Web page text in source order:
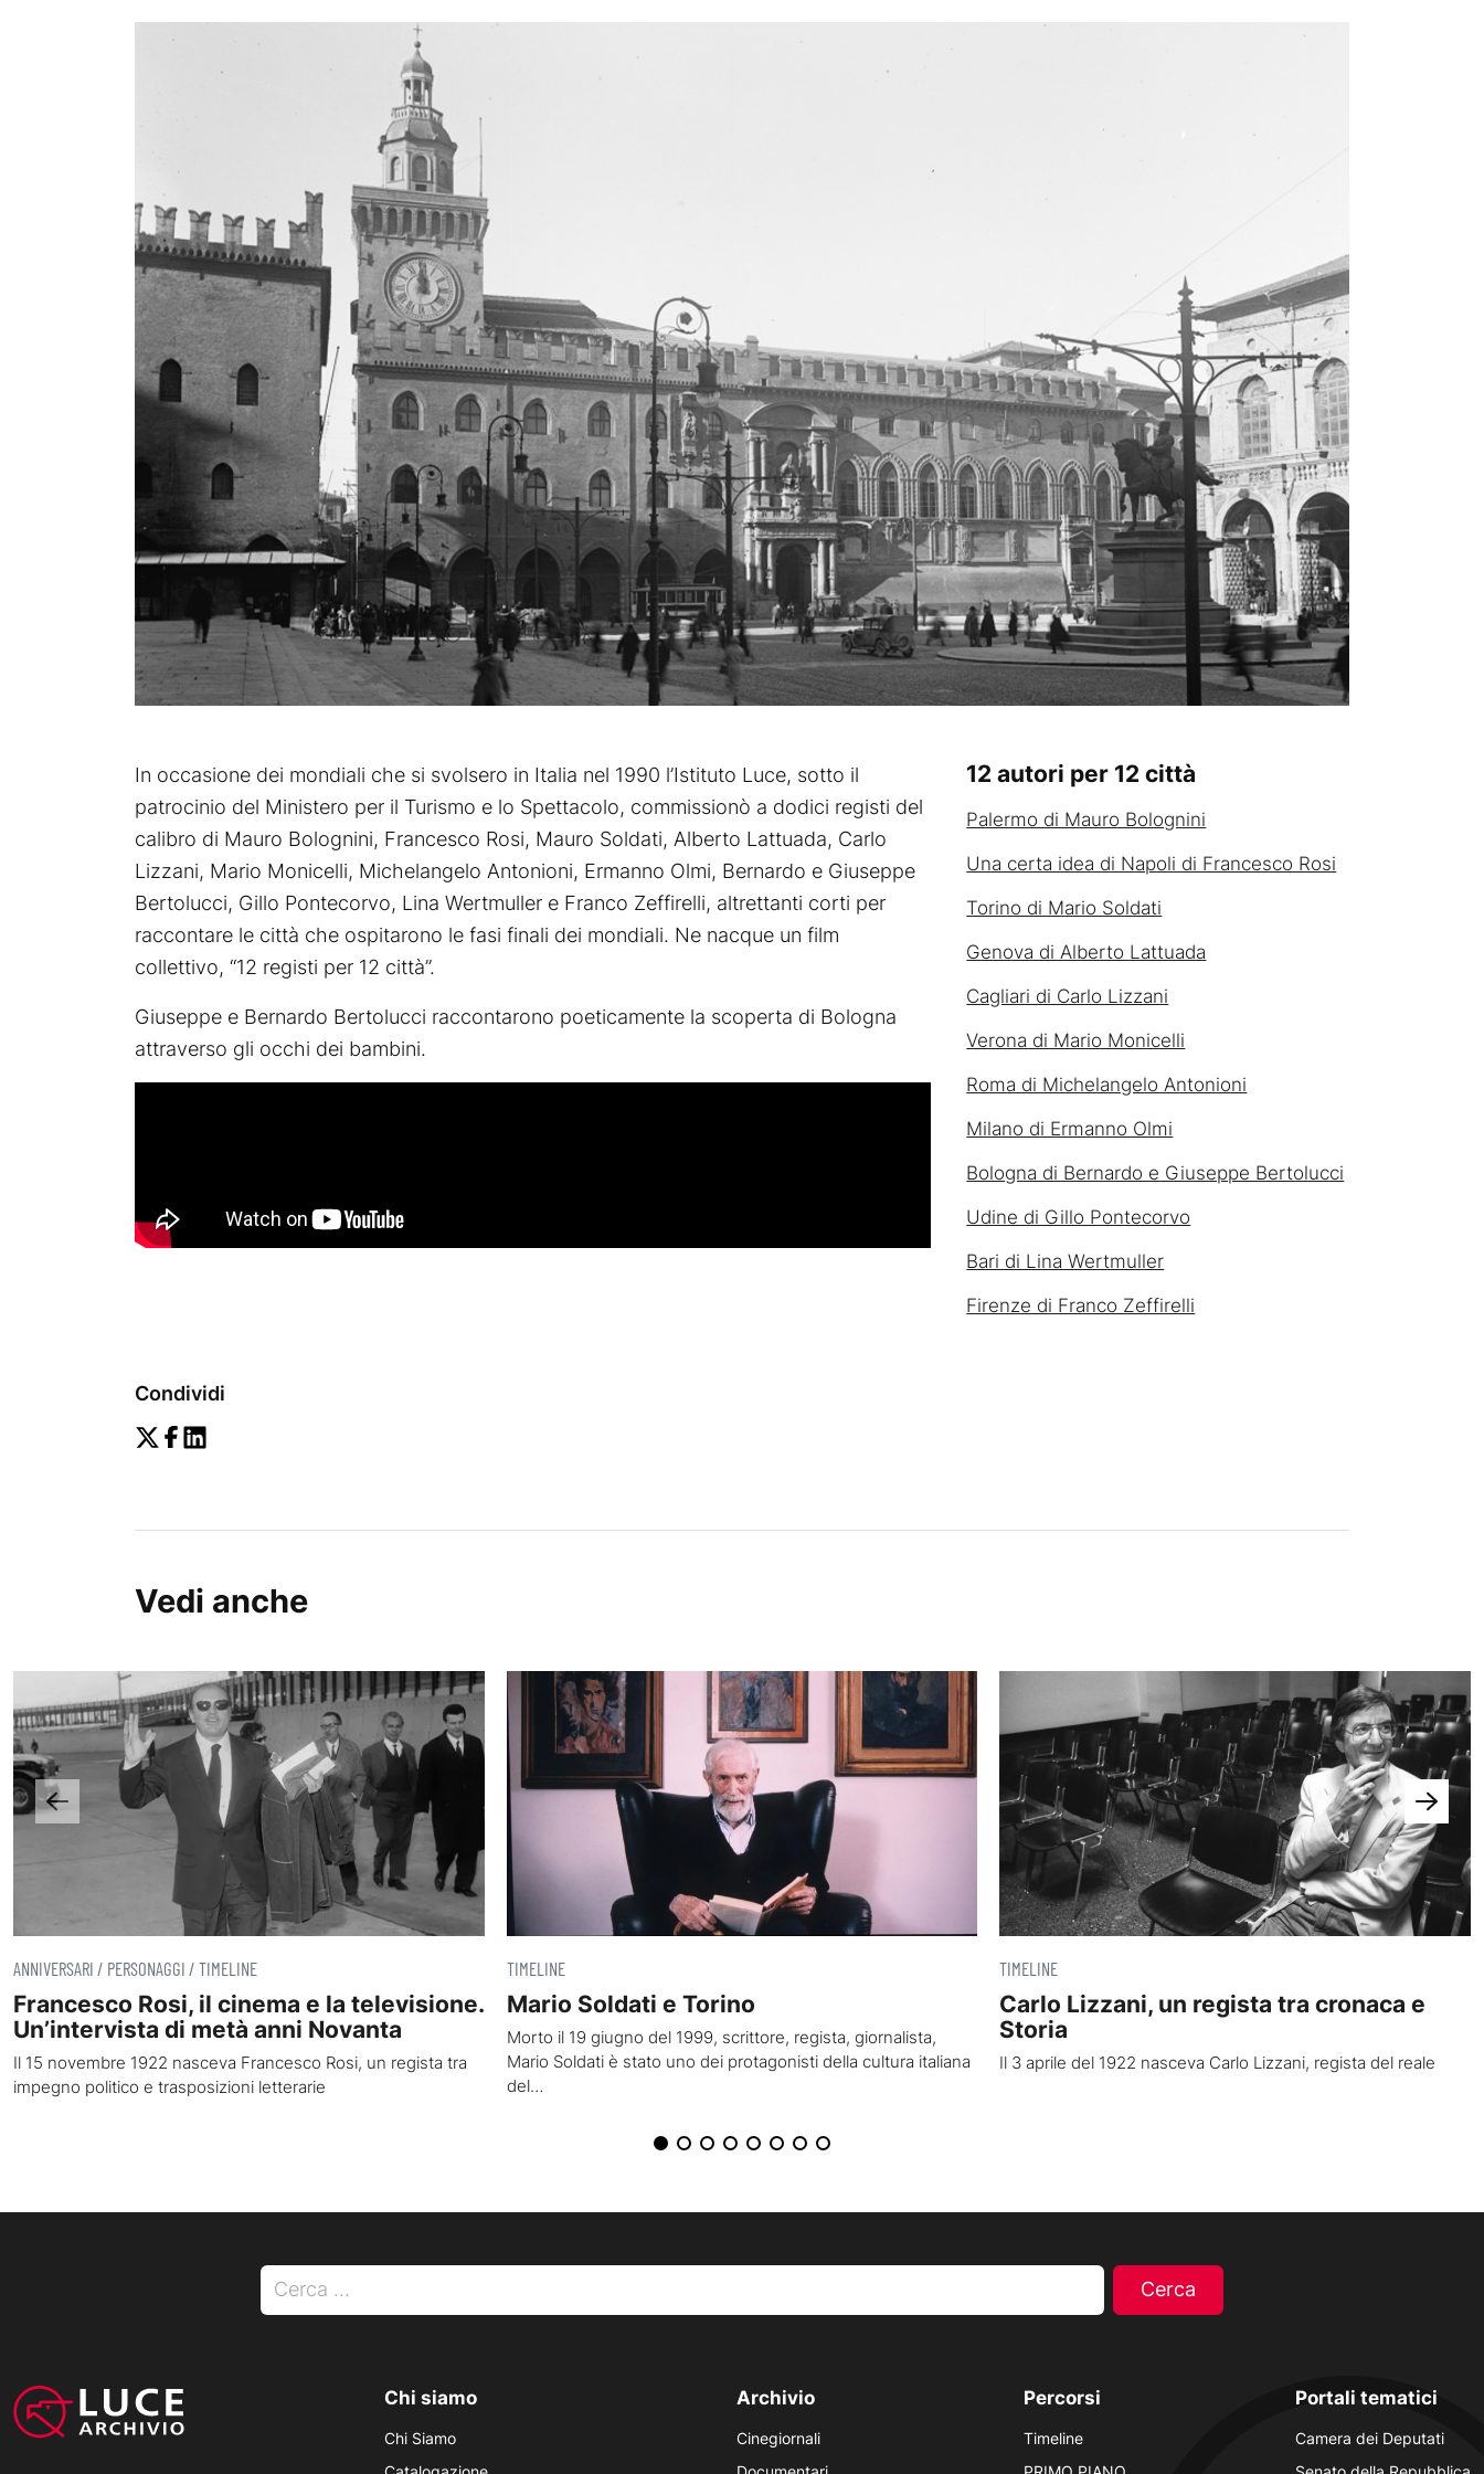
In occasione dei mondiali che si svolsero in Italia nel 1990 l’Istituto Luce, sotto il
patrocinio del Ministero per il Turismo e lo Spettacolo, commissionò a dodici registi del
calibro di Mauro Bolognini, Francesco Rosi, Mauro Soldati, Alberto Lattuada, Carlo
Lizzani, Mario Monicelli, Michelangelo Antonioni, Ermanno Olmi, Bernardo e Giuseppe
Bertolucci, Gillo Pontecorvo, Lina Wertmuller e Franco Zeffirelli, altrettanti corti per
raccontare le città che ospitarono le fasi finali dei mondiali. Ne nacque un film
collettivo, “12 registi per 12 città”.
Giuseppe e Bernardo Bertolucci raccontarono poeticamente la scoperta di Bologna
attraverso gli occhi dei bambini.
12 autori per 12 città
Palermo di Mauro Bolognini
Una certa idea di Napoli di Francesco Rosi
Torino di Mario Soldati
Genova di Alberto Lattuada
Cagliari di Carlo Lizzani
Verona di Mario Monicelli
Roma di Michelangelo Antonioni
Milano di Ermanno Olmi
Bologna di Bernardo e Giuseppe Bertolucci
Udine di Gillo Pontecorvo
Bari di Lina Wertmuller
Firenze di Franco Zeffirelli
Condividi
Vedi anche
ANNIVERSARI / PERSONAGGI / TIMELINE
Francesco Rosi, il cinema e la televisione.
Un’intervista di metà anni Novanta
Il 15 novembre 1922 nasceva Francesco Rosi, un regista tra
impegno politico e trasposizioni letterarie
TIMELINE
Mario Soldati e Torino
Morto il 19 giugno del 1999, scrittore, regista, giornalista,
Mario Soldati è stato uno dei protagonisti della cultura italiana
del…
TIMELINE
Carlo Lizzani, un regista tra cronaca e
Storia
Il 3 aprile del 1922 nasceva Carlo Lizzani, regista del reale
Ricerca per:
Chi siamo
Chi Siamo
Archivio
Cinegiornali
Percorsi
Timeline
Portali tematici
Camera dei Deputati